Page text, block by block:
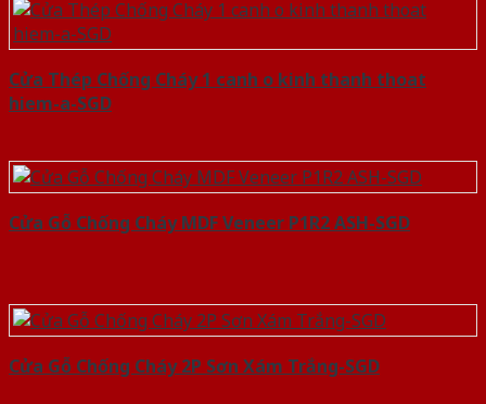
Cửa Thép Chống Cháy 1 canh o kinh thanh thoat
hiem-a-SGD
Cửa Gỗ Chống Cháy MDF Veneer P1R2 ASH-SGD
Cửa Gỗ Chống Cháy 2P Sơn Xám Trắng-SGD